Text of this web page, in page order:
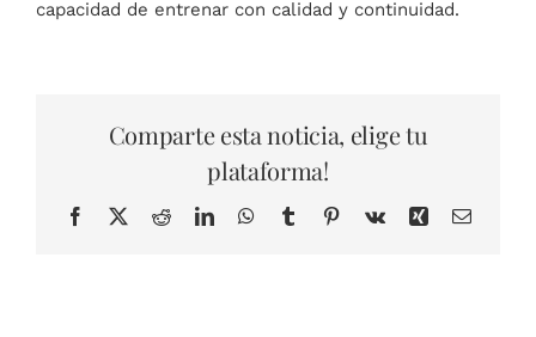
capacidad de entrenar con calidad y continuidad.
Comparte esta noticia, elige tu
plataforma!
Facebook
X RedditLinkedInWhatsApp
TumblrPinterest
Vk Xing Correo